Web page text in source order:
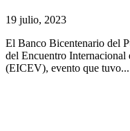
19 julio, 2023
El Banco Bicentenario del
del Encuentro Internacional
(EICEV), evento que tuvo...